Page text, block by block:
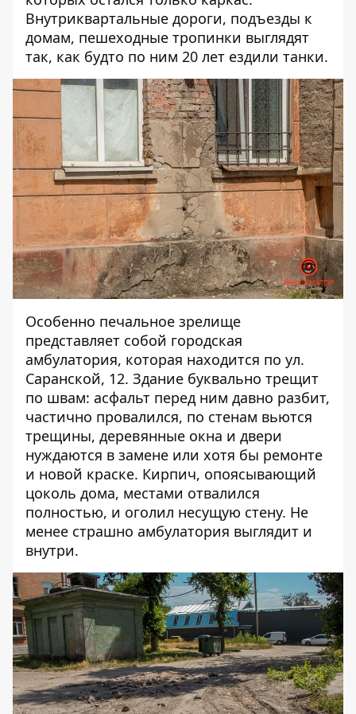
Внутриквартальные дороги, подъезды к
домам, пешеходные тропинки выглядят
так, как будто по ним 20 лет ездили танки.
Особенно печальное зрелище
представляет собой городская
амбулатория, которая находится по ул.
Саранской, 12. Здание буквально трещит
по швам: асфальт перед ним давно разбит,
частично провалился, по стенам вьются
трещины, деревянные окна и двери
нуждаются в замене или хотя бы ремонте
и новой краске. Кирпич, опоясывающий
цоколь дома, местами отвалился
полностью, и оголил несущую стену. Не
менее страшно амбулатория выглядит и
внутри.